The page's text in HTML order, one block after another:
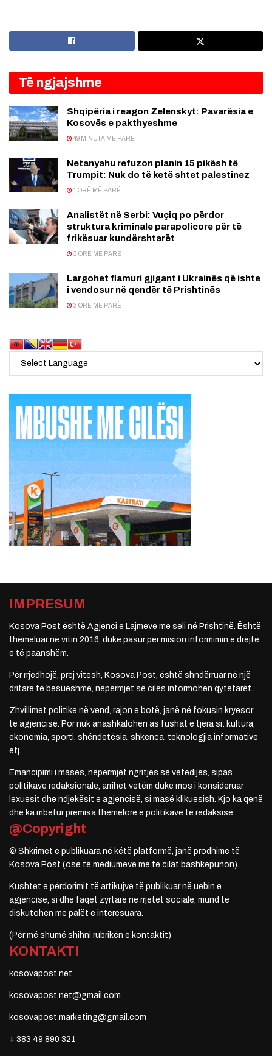
Të ngjajshme
Shqipëria i reagon Zelenskyt: Pavarësia e
Kosovës e pakthyeshme
49 MINUTA MË PARË
Netanyahu refuzon planin 15 pikësh të
Trumpit: Nuk do të ketë shtet palestinez
1 ORË MË PARË
Analistët në Serbi: Vuçiq po përdor
struktura kriminale parapolicore për të
frikësuar kundërshtarët
3 ORË MË PARË
Largohet flamuri gjigant i Ukrainës që ishte
i vendosur në qendër të Prishtinës
3 ORË MË PARË
IMPRESUM
Kosova Post është Agjenci e Lajmeve me seli në Prishtinë. Është
themeluar në vitin 2016, duke pasur për mision informimin e drejtë
e të paanshëm.
Për rrjedhojë, prej vitesh, Kosova Post, është shndërruar në një
dritare të besueshme, nëpërmjet së cilës informohen qytetarët.
Zhvillimet politike në vend, rajon e botë, janë në fokusin kryesor
të agjencisë. Por nuk anashkalohen as fushat e tjera si: kultura,
ekonomia, sporti, shëndetësia, shkenca, teknologjia informative
etj.
Emancipimi i masës, nëpërmjet ngritjes së vetëdijes, sipas
politikave redaksionale, arrihet vetëm duke mos i konsideruar
lexuesit dhe ndjekësit e agjencisë, si masë klikuesish. Kjo ka qenë
dhe ka mbetur premisa themelore e politikave të redaksisë.
@Copyright
© Shkrimet e publikuara në këtë platformë, janë prodhime të
Kosova Post (ose të mediumeve me të cilat bashkëpunon).
Kushtet e përdorimit të artikujve të publikuar në uebin e
agjencisë, si dhe faqet zyrtare në rrjetet sociale, mund të
diskutohen me palët e interesuara.
(Për më shumë shihni rubrikën e kontaktit)
KONTAKTI
kosovapost.net
kosovapost.net@gmail.com
kosovapost.marketing@gmail.com
+ 383 49 890 321